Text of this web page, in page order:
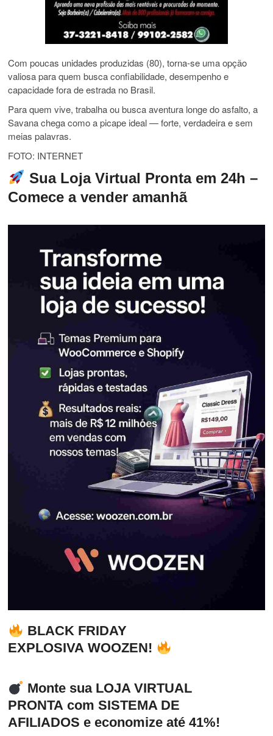
Com poucas unidades produzidas (80), torna-se uma opção
valiosa para quem busca confiabilidade, desempenho e
capacidade fora de estrada no Brasil.
Para quem vive, trabalha ou busca aventura longe do asfalto, a
Savana chega como a picape ideal — forte, verdadeira e sem
meias palavras.
FOTO: INTERNET
Sua Loja Virtual Pronta em 24h –
Comece a vender amanhã
BLACK FRIDAY
EXPLOSIVAWOOZEN!
Monte sua LOJA VIRTUAL
PRONTA comSISTEMA DE
AFILIADOS e economize até41%!